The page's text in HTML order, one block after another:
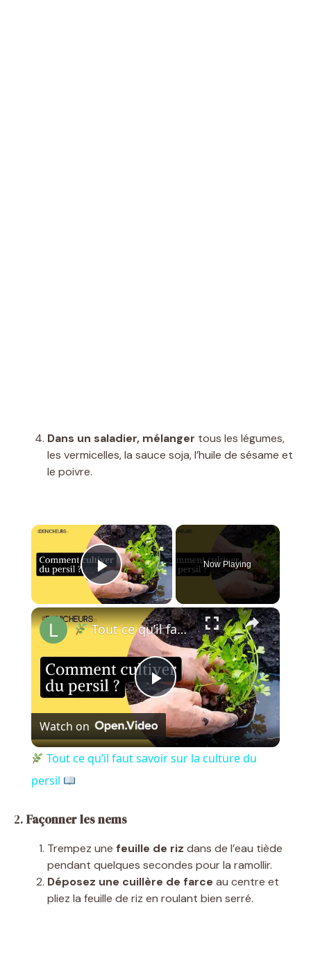
Dans un saladier, mélanger tous les légumes,
les vermicelles, la sauce soja, l’huile de sésame et
le poivre.
×
Play Video
Now Playing
×
P
l
V
i
Tout ce qu’il faut savoir sur la culture du persil
Watch on
Tout ce qu’il faut savoir sur la culture du
persil
2. Façonner les nems
Trempez une feuille de riz dans de l’eau tiède
pendant quelques secondes pour la ramollir.
Déposez une cuillère de farce au centre et
pliez la feuille de riz en roulant bien serré.